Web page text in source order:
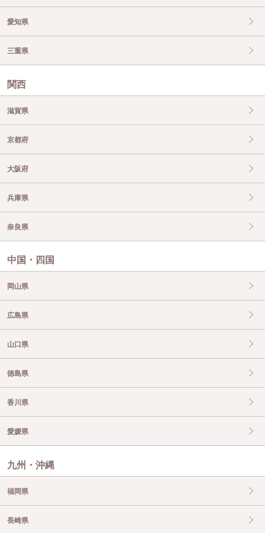
愛知県
三重県
関西
滋賀県
京都府
大阪府
兵庫県
奈良県
中国・四国
岡山県
広島県
山口県
徳島県
香川県
愛媛県
九州・沖縄
福岡県
長崎県